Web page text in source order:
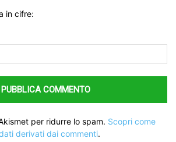
in cifre:
per ridurre lo spam. Scopri come
derivati dai commenti.